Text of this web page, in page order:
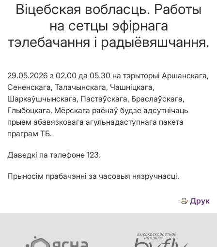
Віцебская вобласць. Работы
на сетцы эфірнага
тэлебачання і радыёвяшчання.
29.05.2026 з 02.00 да 05.30 на тэрыторыі Аршанскага,
Сененскага, Талачынскага, Чашніцкага,
Шаркаўшчынскага, Пастаўскага, Браслаўскага,
Глыбоцкага, Мёрскага раёнаў будзе адсутнічаць
прыем абавязковага агульнадаступнага пакета
праграм ТБ.
Даведкі па тэлефоне 123.
Прыносім прабачэнні за часовыя нязручнасці.
Друк